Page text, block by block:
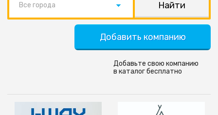
Все города
Добавить компанию
Добавьте свою компанию
в каталог бесплатно